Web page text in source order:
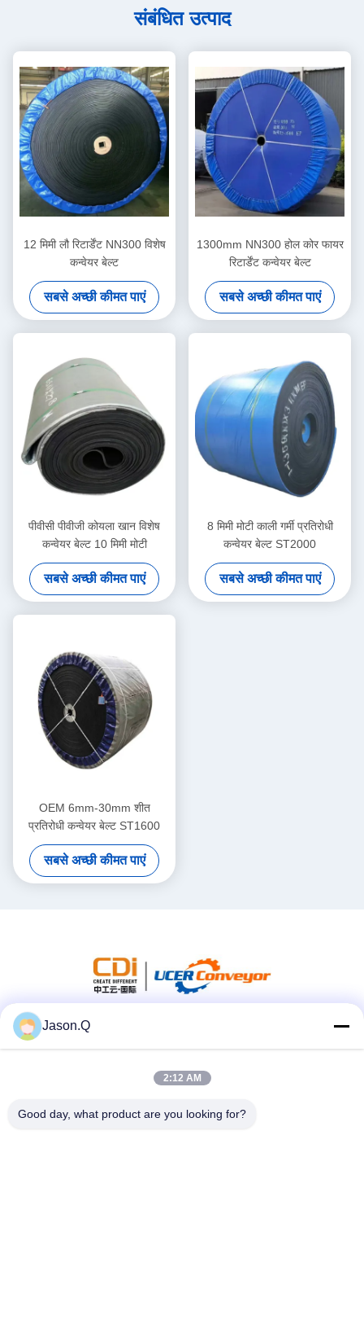
संबंधित उत्पाद
12 मिमी लौ रिटार्डेंट NN300 विशेष
कन्वेयर बेल्ट
सबसे अच्छी कीमत पाएं
1300mm NN300 होल कोर फायर
रिटार्डेंट कन्वेयर बेल्ट
सबसे अच्छी कीमत पाएं
पीवीसी पीवीजी कोयला खान विशेष
कन्वेयर बेल्ट 10 मिमी मोटी
सबसे अच्छी कीमत पाएं
8 मिमी मोटी काली गर्मी प्रतिरोधी
कन्वेयर बेल्ट ST2000
सबसे अच्छी कीमत पाएं
OEM 6mm-30mm शीत
प्रतिरोधी कन्वेयर बेल्ट ST1600
सबसे अच्छी कीमत पाएं
त्वरित संपर्क
Jason.Q
2:12 AM
Good day, what product are you looking for?